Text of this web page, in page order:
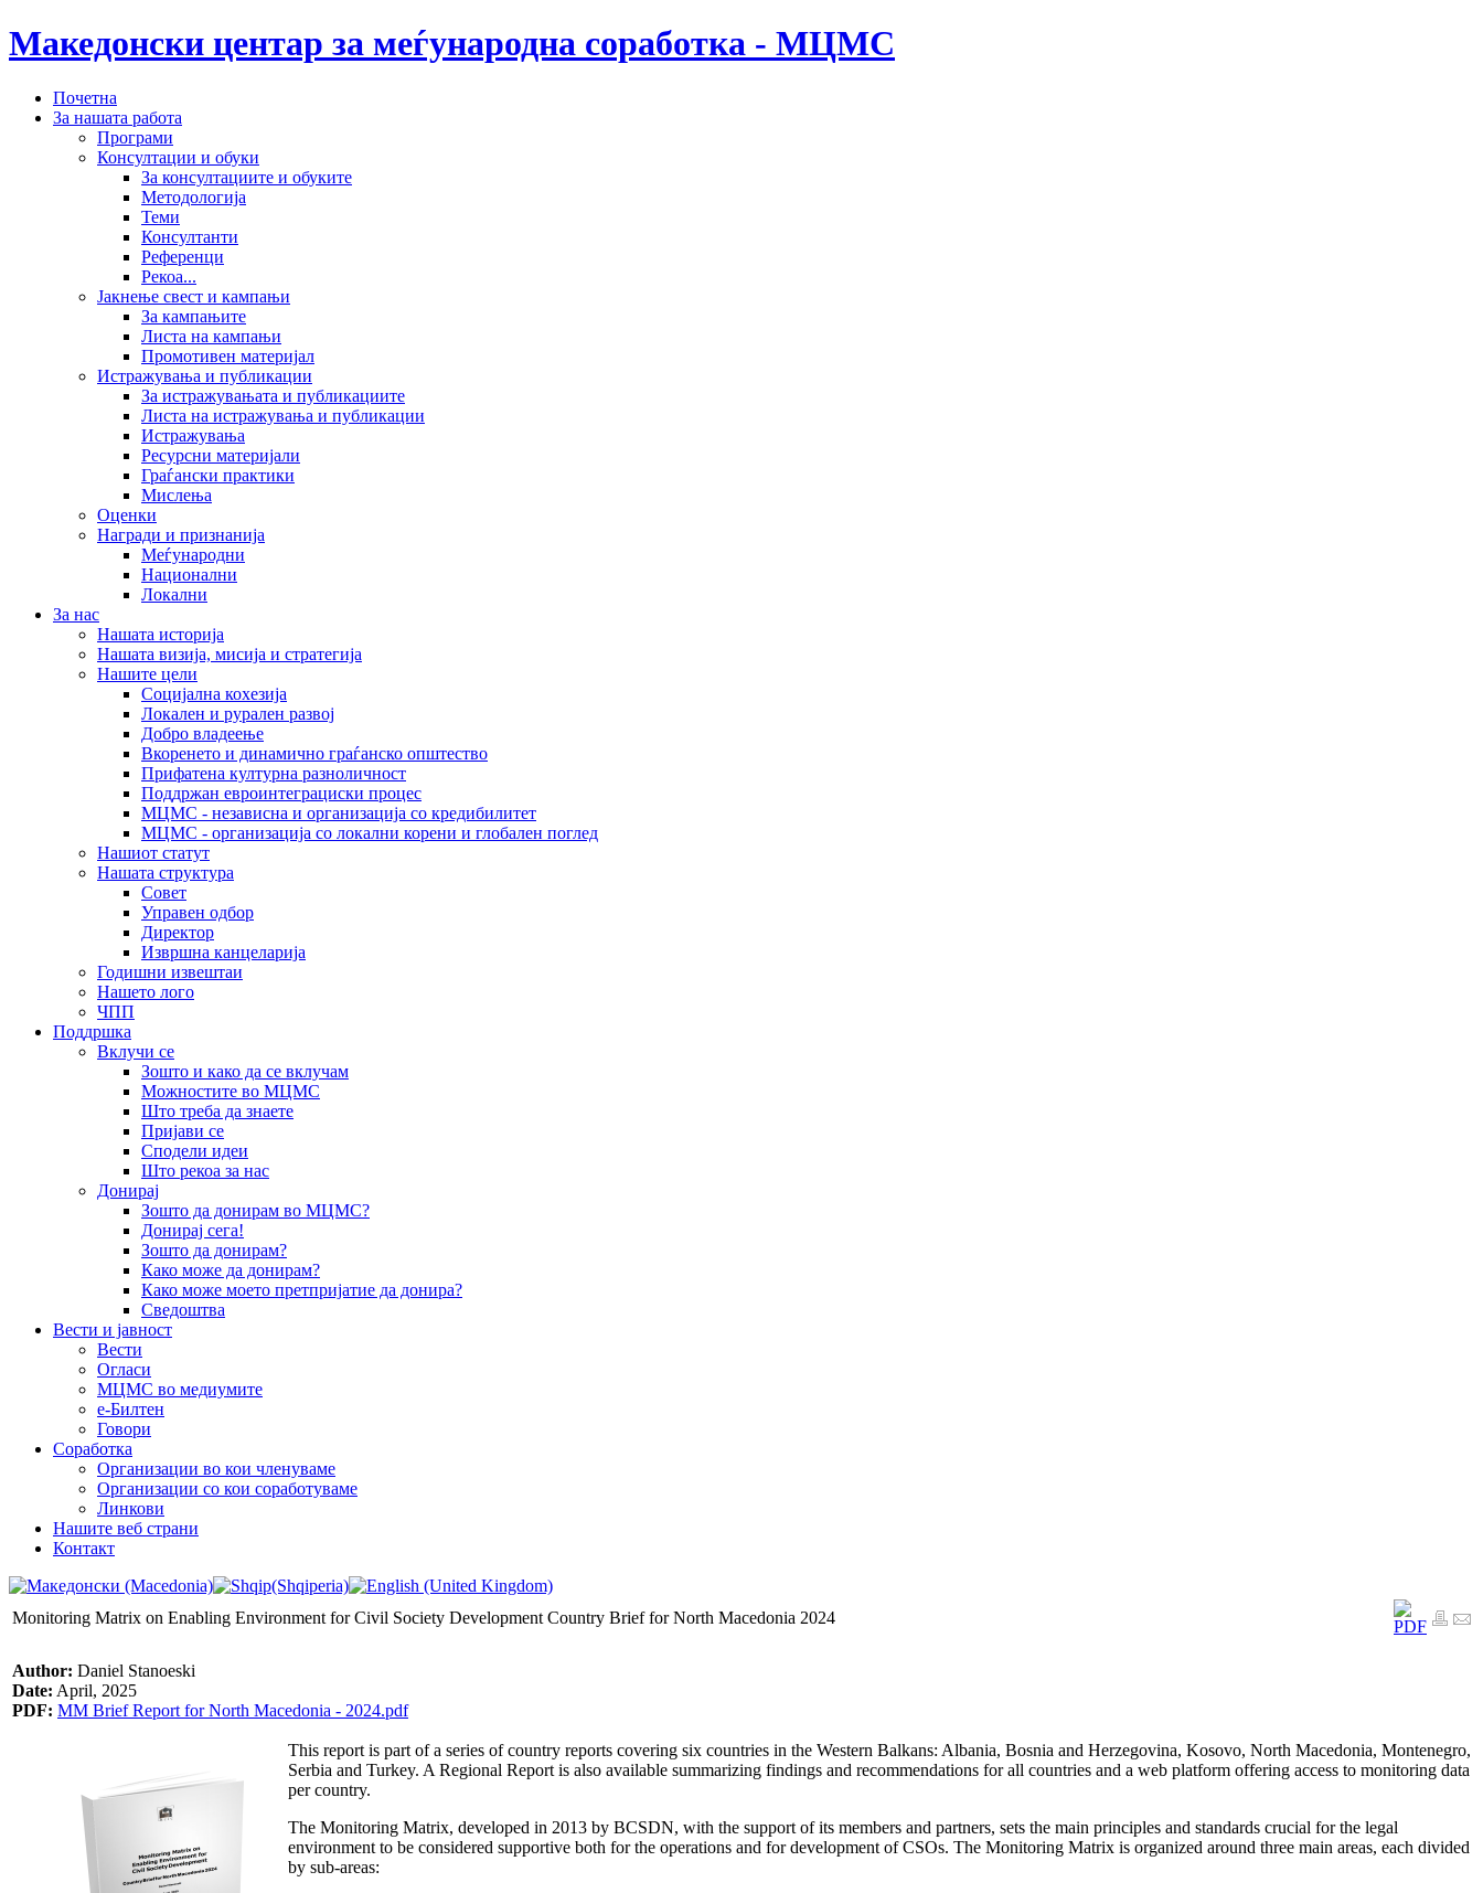
Македонски центар за меѓународна соработка - МЦМС
Почетна
За нашата работа
Програми
Консултации и обуки
За консултациите и обуките
Методологија
Теми
Консултанти
Референци
Рекоа...
Јакнење свест и кампањи
За кампањите
Листа на кампањи
Промотивен материјал
Истражувања и публикации
За истражувањата и публикациите
Листа на истражувања и публикации
Истражувања
Ресурсни материјали
Граѓански практики
Мислења
Оценки
Награди и признанија
Меѓународни
Национални
Локални
За нас
Нашата историја
Нашата визија, мисија и стратегија
Нашите цели
Социјална кохезија
Локален и рурален развој
Добро владеење
Вкоренето и динамично граѓанско општество
Прифатена културна разноличност
Поддржан евроинтеграциски процес
МЦМС - независна и организација со кредибилитет
МЦМС - организација со локални корени и глобален поглед
Нашиот статут
Нашата структура
Совет
Управен одбор
Директор
Извршна канцеларија
Годишни извештаи
Нашето лого
ЧПП
Поддршка
Вклучи се
Зошто и како да се вклучам
Можностите во МЦМС
Што треба да знаете
Пријави се
Сподели идеи
Што рекоа за нас
Донирај
Зошто да донирам во МЦМС?
Донирај сега!
Зошто да донирам?
Како може да донирам?
Како може моето претпријатие да донира?
Сведоштва
Вести и јавност
Вести
Огласи
МЦМС во медиумите
е-Билтен
Говори
Соработка
Организации во кои членуваме
Организации со кои соработуваме
Линкови
Нашите веб страни
Контакт
Monitoring Matrix on Enabling Environment for Civil Society Development Country Brief for North Macedonia 2024
Author: Daniel Stanoeski
Date: April, 2025
PDF: MM Brief Report for North Macedonia - 2024.pdf
This report is part of a series of country reports covering six countries in the Western Balkans: Albania, Bosnia and Herzegovina, Kosovo, North Macedonia, Montenegro,
Serbia and Turkey. A Regional Report is also available summarizing findings and recommendations for all countries and a web platform offering access to monitoring data
per country.
The Monitoring Matrix, developed in 2013 by BCSDN, with the support of its members and partners, sets the main principles and standards crucial for the legal
environment to be considered supportive both for the operations and for development of CSOs. The Monitoring Matrix is organized around three main areas, each divided
by sub-areas: